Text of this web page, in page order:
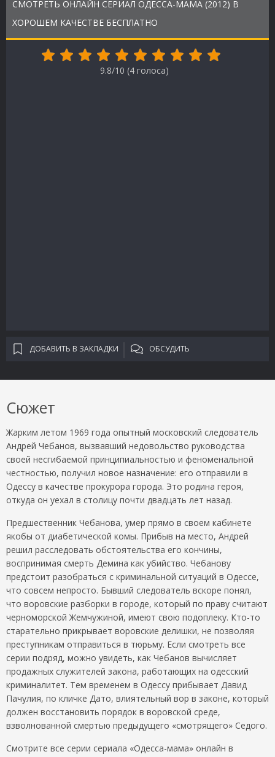
СМОТРЕТЬ ОНЛАЙН СЕРИАЛ ОДЕССА-МАМА (2012) В
ХОРОШЕМ КАЧЕСТВЕ БЕСПЛАТНО
9.8/10 (4 голоса)
ДОБАВИТЬ В ЗАКЛАДКИ ОБСУДИТЬ
Сюжет
Жарким летом 1969 года опытный московский следователь
Андрей Чебанов, вызвавший недовольство руководства
своей несгибаемой принципиальностью и феноменальной
честностью, получил новое назначение: его отправили в
Одессу в качестве прокурора города. Это родина героя,
откуда он уехал в столицу почти двадцать лет назад.
Предшественник Чебанова, умер прямо в своем кабинете
якобы от диабетической комы. Прибыв на место, Андрей
решил расследовать обстоятельства его кончины,
воспринимая смерть Демина как убийство. Чебанову
предстоит разобраться с криминальной ситуаций в Одессе,
что совсем непросто. Бывший следователь вскоре понял,
что воровские разборки в городе, который по праву считают
черноморской Жемчужиной, имеют свою подоплеку. Кто-то
старательно прикрывает воровские делишки, не позволяя
преступникам отправиться в тюрьму. Если смотреть все
серии подряд, можно увидеть, как Чебанов вычисляет
продажных служителей закона, работающих на одесский
криминалитет. Тем временем в Одессу прибывает Давид
Пачулия, по кличке Дато, влиятельный вор в законе, который
должен восстановить порядок в воровской среде,
взволнованной смертью предыдущего «смотрящего» Седого.
Смотрите все серии сериала «Одесса-мама» онлайн в